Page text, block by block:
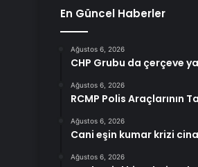
En Güncel Haberler
Ağustos 6, 2026
CHP Grubu da çerçeve
Ağustos 6, 2026
RCMP Polis Araçlarının
Ağustos 6, 2026
Cani eşin kumar krizi
Ağustos 6, 2026